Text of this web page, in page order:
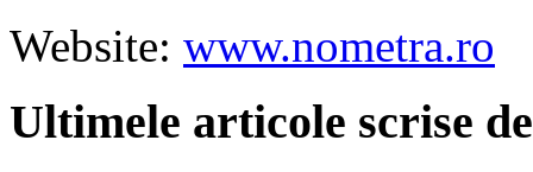
Website: www.nometra.ro
Ultimele articole scrise